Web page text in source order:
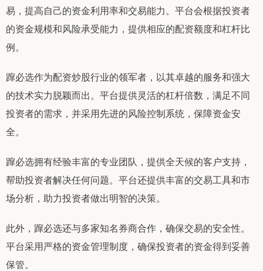
易，提高自己的资金利用率和交易能力。平台会根据投资者
的资金规模和风险承受能力，提供相应的配资额度和杠杆比
例。
蹿必选作为配资炒股行业的领军者，以其卓越的服务和强大
的技术实力脱颖而出。平台提供灵活的杠杆倍数，满足不同
投资者的需求，并采用先进的风险控制系统，保障资金安
全。
蹿必选拥有经验丰富的专业团队，提供全天候的客户支持，
帮助投资者解决任何问题。平台还提供丰富的交易工具和市
场分析，助力投资者做出明智的决策。
此外，蹿必选还与多家知名券商合作，确保交易的安全性。
平台采用严格的资金管理制度，确保投资者的资金得到妥善
保管。